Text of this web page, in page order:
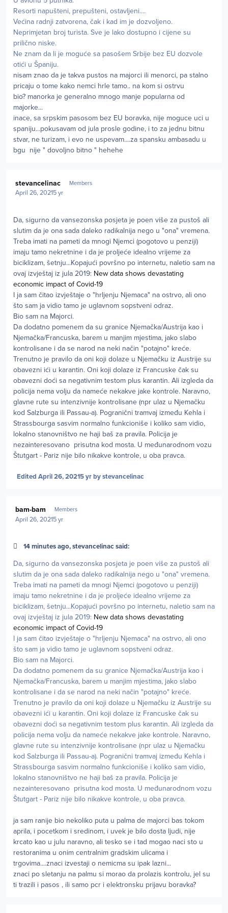
Resorti napušteni, prepušteni, ostavljeni....
Većina radnji zatvorena, čak i kad im je dozvoljeno.
Neprimjetan broj turista. Sve je lako dostupno i cijene su
prilično niske.
Ne znam da li je moguće sa pasošem Srbije bez EU dozvole
otići u Španiju.
nisam znao da je takva pustos na majorci ili menorci, pa stalno
pricaju o tome kako nemci hrle tamo.. na kom si ostrvu
bio? manorka je generalno mnogo manje popularna od
majorke...
inace, sa srpskim pasosom bez EU boravka, nije moguce uci u
spaniju...pokusavam od jula prosle godine, i to za jednu bitnu
stvar, ne turizam, i evo ne uspevam....za spansku ambasadu u
bgu nije " dovoljno bitno " hehehe
stevancelinac Members
April 26, 20215 yr
Da, sigurno da vansezonska posjeta je poen više za pustoš ali
slutim da je ona sada daleko radikalnija nego u "ona" vremena.
Treba imati na pameti da mnogi Njemci (pogotovo u penziji)
imaju tamo nekretnine i da je proljeće idealno vrijeme za
biciklizam, šetnju...Kopajući površno po internetu, naletio sam na
ovaj izvještaj iz jula 2019: New data shows devastating
economic impact of Covid-19
I ja sam čitao izvještaje o "hrljenju Njemaca" na ostrvo, ali ono
što sam ja vidio tamo je uglavnom sopstveni odraz.
Bio sam na Majorci.
Da dodatno pomenem da su granice Njemačka/Austrija kao i
Njemačka/Francuska, barem u manjim mjestima, jako slabo
kontrolisane i da se narod na neki način "potajno" kreće.
Trenutno je pravilo da oni koji dolaze u Njemačku iz Austrije su
obavezni ići u karantin. Oni koji dolaze iz Francuske čak su
obavezni doći sa negativnim testom plus karantin. Ali izgleda da
policija nema volju da nameće nekakve jake kontrole. Naravno,
glavne rute su intenzivnije kontrolisane (npr ulaz u Njemačku
kod Salzburga ili Passau-a). Pogranični tramvaj između Kehla i
Strassbourga sasvim normalno funkcioniše i koliko sam vidio,
lokalno stanovništvo ne haji baš za pravila. Policija je
nezainteresovano prisutna kod mosta. U međunarodnom vozu
Štutgart - Pariz nije bilo nikakve kontrole, u oba pravca.
Edited April 26, 20215 yrby stevancelinac
bam-bam Members
April 26, 20215 yr
14 minutes ago, stevancelinac said:
Da, sigurno da vansezonska posjeta je poen više za pustoš ali
slutim da je ona sada daleko radikalnija nego u "ona" vremena.
Treba imati na pameti da mnogi Njemci (pogotovo u penziji)
imaju tamo nekretnine i da je proljeće idealno vrijeme za
biciklizam, šetnju...Kopajući površno po internetu, naletio sam na
ovaj izvještaj iz jula 2019: New data shows devastating
economic impact of Covid-19
I ja sam čitao izvještaje o "hrljenju Njemaca" na ostrvo, ali ono
što sam ja vidio tamo je uglavnom sopstveni odraz.
Bio sam na Majorci.
Da dodatno pomenem da su granice Njemačka/Austrija kao i
Njemačka/Francuska, barem u manjim mjestima, jako slabo
kontrolisane i da se narod na neki način "potajno" kreće.
Trenutno je pravilo da oni koji dolaze u Njemačku iz Austrije su
obavezni ići u karantin. Oni koji dolaze iz Francuske čak su
obavezni doći sa negativnim testom plus karantin. Ali izgleda da
policija nema volju da nameće nekakve jake kontrole. Naravno,
glavne rute su intenzivnije kontrolisane (npr ulaz u Njemačku
kod Salzburga ili Passau-a). Pogranični tramvaj između Kehla i
Strassbourga sasvim normalno funkcioniše i koliko sam vidio,
lokalno stanovništvo ne haji baš za pravila. Policija je
nezainteresovano prisutna kod mosta. U međunarodnom vozu
Štutgart - Pariz nije bilo nikakve kontrole, u oba pravca.
ja sam ranije bio nekoliko puta u palma de majorci bas tokom
aprila, i pocetkom i sredinom, i uvek je bilo dosta ljudi, nije
krcato kao u julu naravno, ali tesko se i tad mogao naci sto u
restoranima u onim centralnim gradskim ulicama i
trgovima....znaci izvestaji o nemicma su ipak lazni...
znaci po sletanju na palmu si morao da prolazis kontrolu, jel su
ti trazili i pasos , ili samo pcr i elektronsku prijavu boravka?